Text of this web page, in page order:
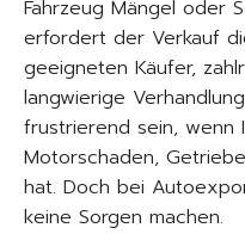
Fahrzeug Mängel oder
erfordert der Verkauf
geeigneten Käufer,
langwierige
frustrierend sein, wenn
Motorschaden,
hat. Doch bei
keine Sorgen machen.